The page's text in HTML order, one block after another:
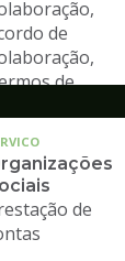
de
de
de